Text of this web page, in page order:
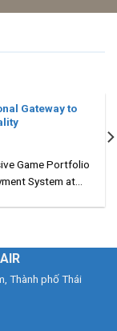
Gateway to
Game Portfolio
System at...
Thành phố Thái